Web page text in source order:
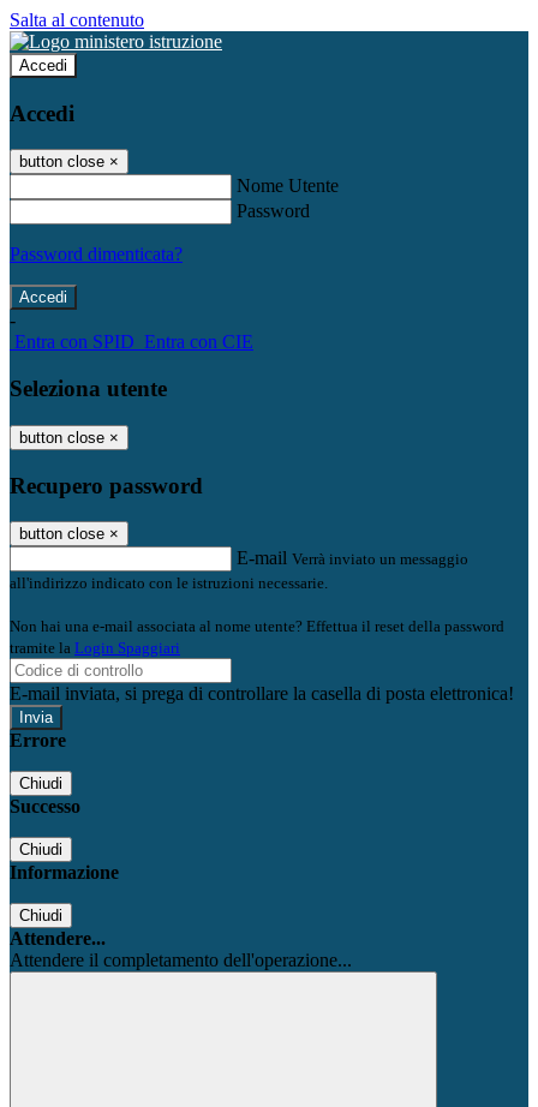
Salta al contenuto
Accedi
Accedi
button close ×
Nome Utente
Password
Password dimenticata?
-
Entra con SPID Entra con CIE
Seleziona utente
button close ×
Recupero password
button close ×
E-mail Verrà inviato un messaggio
all'indirizzo indicato con le istruzioni necessarie.
Non hai una e-mail associata al nome utente? Effettua il reset della password
tramite la Login Spaggiari
E-mail inviata, si prega di controllare la casella di posta elettronica!
Errore
Chiudi
Successo
Chiudi
Informazione
Chiudi
Attendere...
Attendere il completamento dell'operazione...